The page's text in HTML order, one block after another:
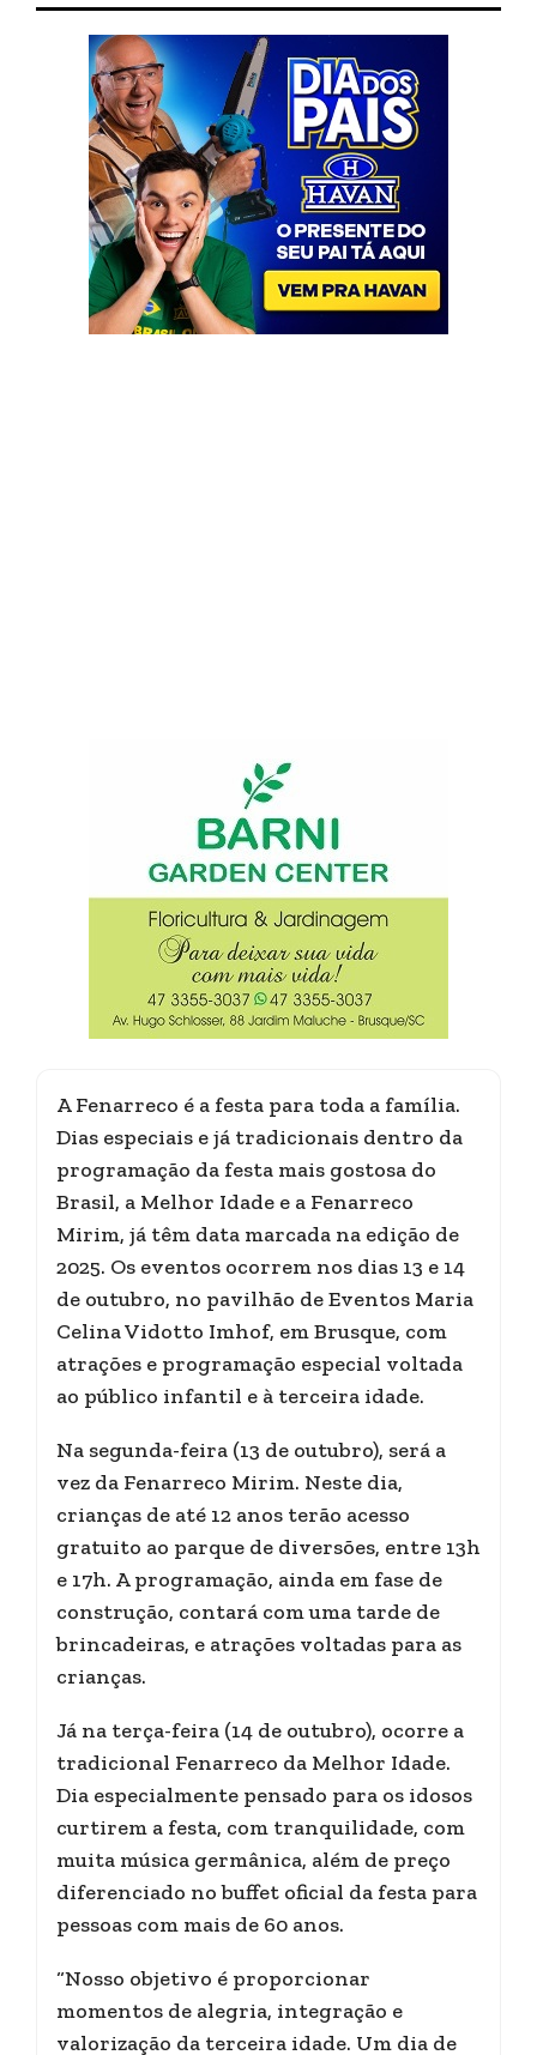
A Fenarreco é a festa para toda a família.
Dias especiais e já tradicionais dentro da
programação da festa mais gostosa do
Brasil, a Melhor Idade e a Fenarreco
Mirim, já têm data marcada na edição de
2025. Os eventos ocorrem nos dias 13 e 14
de outubro, no pavilhão de Eventos Maria
Celina Vidotto Imhof, em Brusque, com
atrações e programação especial voltada
ao público infantil e à terceira idade.
Na segunda-feira (13 de outubro), será a
vez da Fenarreco Mirim. Neste dia,
crianças de até 12 anos terão acesso
gratuito ao parque de diversões, entre 13h
e 17h. A programação, ainda em fase de
construção, contará com uma tarde de
brincadeiras, e atrações voltadas para as
crianças.
Já na terça-feira (14 de outubro), ocorre a
tradicional Fenarreco da Melhor Idade.
Dia especialmente pensado para os idosos
curtirem a festa, com tranquilidade, com
muita música germânica, além de preço
diferenciado no buffet oficial da festa para
pessoas com mais de 60 anos.
“Nosso objetivo é proporcionar
momentos de alegria, integração e
valorização da terceira idade. Um dia de